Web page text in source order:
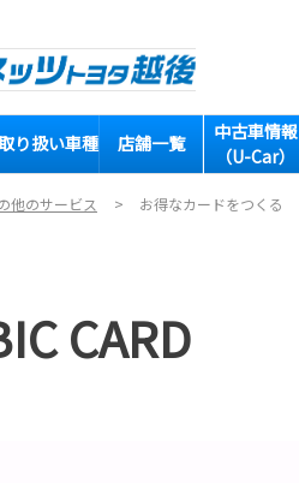
り扱い車種 店舗一覧
中古車情報
（U-Car）
他のサービス お得なカードをつくる
CARD